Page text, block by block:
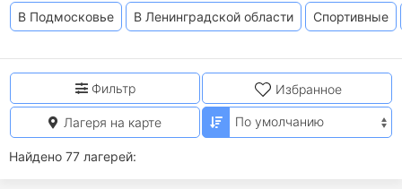
В Подмосковье
В Ленинградской области Спортивные
Найдено 77 лагерей:
Фильтр Избранное
Лагеря на карте